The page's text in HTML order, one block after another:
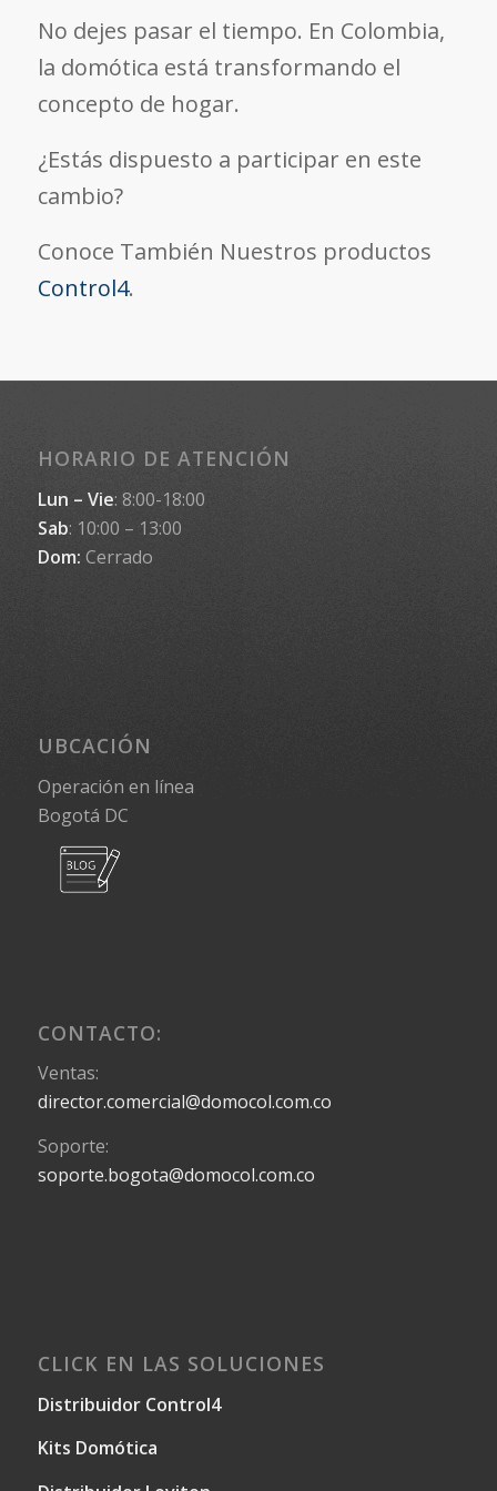
No dejes pasar el tiempo. En Colombia,
la domótica está transformando el
concepto de hogar.
¿Estás dispuesto a participar en este
cambio?
Conoce También Nuestros productos
Control4.
HORARIO DE ATENCIÓN
Lun – Vie: 8:00-18:00
Sab: 10:00 – 13:00
Dom: Cerrado
UBCACIÓN
Operación en línea
Bogotá DC
CONTACTO:
Ventas:
director.comercial@domocol.com.co
Soporte:
soporte.bogota@domocol.com.co
CLICK EN LAS SOLUCIONES
Distribuidor Control4
Kits Domótica